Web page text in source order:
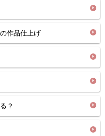
作品仕上げ
？